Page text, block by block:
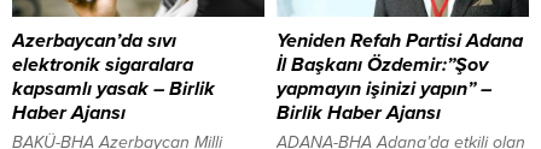
RATEM Adana İl Temsilcisi Ayfun
Kaplan yer aldı. “Eksikleri Birlikte
Gidereceğiz” Toplantıda konuşan
RATEM Başkanı...
sonuçlar alkışlarla karşılandı.
Kars Nuri Paşa Yurdu’nda
Beslenme Hizmeti mercek...
Azerbaycan’da sıvı
elektronik sigaralara
kapsamlı yasak – Birlik
Haber Ajansı
BAKÜ-BHA Azerbaycan Milli
Yeniden Refah Partisi Adana
İl Başkanı Özdemir:”Şov
yapmayın işinizi yapın” –
Birlik Haber Ajansı
ADANA-BHA Adana’da etkili olan